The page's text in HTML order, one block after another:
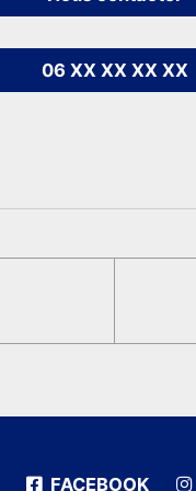
06 XX XX XX XX
FACEBOOK